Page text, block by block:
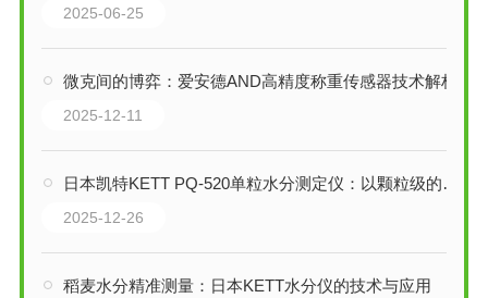
2025-06-25
微克间的博弈：爱安德AND高精度称重传感器技术解析
2025-12-11
日本凯特KETT PQ-520单粒水分测定仪：以颗粒级的洞察，重塑谷物品质
2025-12-26
稻麦水分精准测量：日本KETT水分仪的技术与应用